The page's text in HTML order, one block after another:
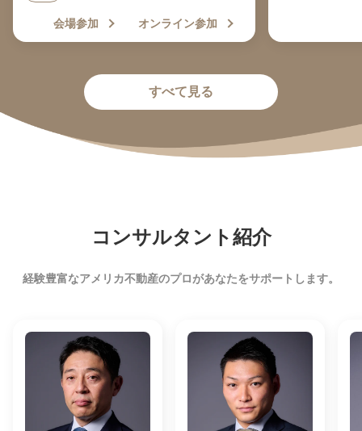
会場参加 オンライン参加
すべて見る
コンサルタント紹介
経験豊富なアメリカ不動産のプロがあなたをサポートします。